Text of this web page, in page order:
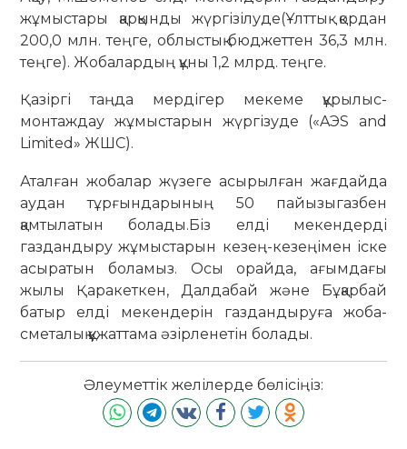
жұмыстары қарқынды жүргізілуде(Ұлттық қордан
200,0 млн. теңге, облыстық бюджеттен 36,3 млн.
теңге). Жобалардың құны 1,2 млрд. теңге.
Қазіргі таңда мердігер мекеме құрылыс-
монтаждау жұмыстарын жүргізуде («AЭS and
Limited» ЖШС).
Аталған жобалар жүзеге асырылған жағдайда
аудан тұрғындарының 50 пайызыгазбен
қамтылатын болады.Біз елді мекендерді
газдандыру жұмыстарын кезең-кезеңімен іске
асыратын боламыз. Осы орайда, ағымдағы
жылы Қаракеткен, Далдабай және Бұқарбай
батыр елді мекендерін газдандыруға жоба-
сметалық құжаттама әзірленетін болады.
Әлеуметтік желілерде бөлісіңіз: